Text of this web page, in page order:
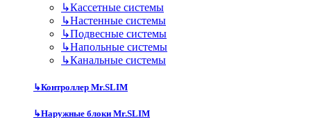
↳Кассетные системы
↳Настенные системы
↳Подвесные системы
↳Напольные системы
↳Канальные системы
↳Контроллер Mr.SLIM
↳Наружные блоки Mr.SLIM